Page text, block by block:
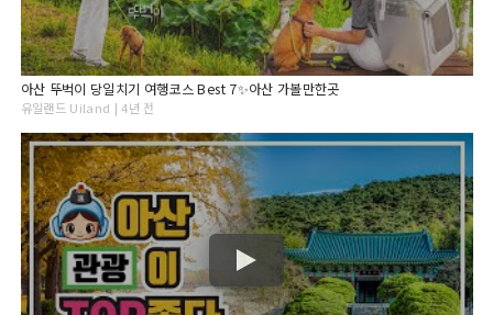
아산 뚜벅이 당일치기 여행코스 Best 7✨아산 가볼만한곳
유일랜드 Uiland | 4년 전